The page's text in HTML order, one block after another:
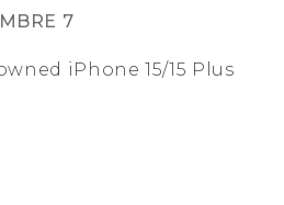
7
iPhone 15/15 Plus